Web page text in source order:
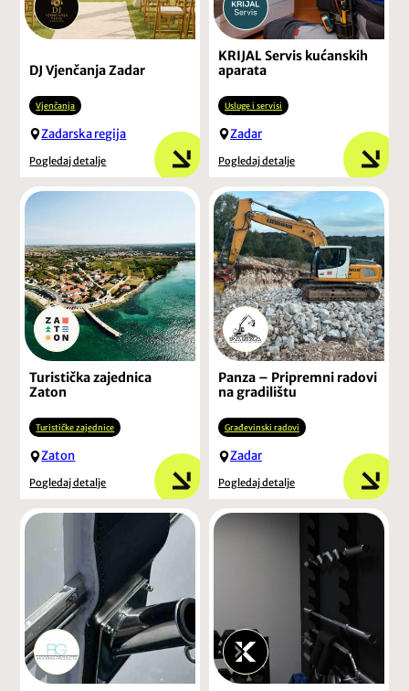
DJ Vjenčanja Zadar
Vjenčanja
Zadarska regija
Pogledaj detalje
KRIJAL Servis kućanskih
aparata
Usluge i servisi
Zadar
Pogledaj detalje
Turistička zajednica
Zaton
Turističke zajednice
Zaton
Pogledaj detalje
Panza – Pripremni radovi
na gradilištu
Građevinski radovi
Zadar
Pogledaj detalje